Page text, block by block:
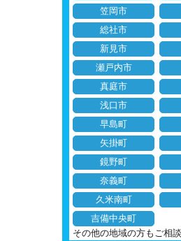
笠岡市
総社市
新見市
瀬戸内市
真庭市
浅口市
早島町
矢掛町
鏡野町
奈義町
久米南町
吉備中央町
その他の地域の方もご相